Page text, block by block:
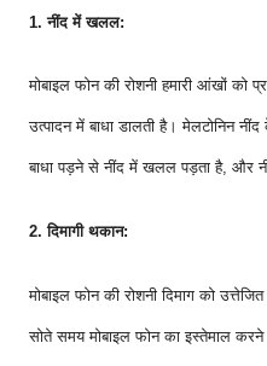
1. नींद में खलल:
मोबाइल फोन की रोशनी हमारी आंखों को
उत्पादन में बाधा डालती है। मेलटोनिन
बाधा पड़ने से नींद में खलल पड़ता है, और
2. दिमागी थकान:
मोबाइल फोन की रोशनी दिमाग को
सोते समय मोबाइल फोन का इस्तेमाल